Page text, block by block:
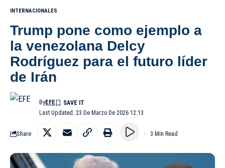
INTERNACIONALES
Trump pone como ejemplo a
la venezolana Delcy
Rodríguez para el futuro líder
de Irán
Last Updated: 23 De Marzo De 2026 12:13
ByEFE
Share 3 Min Read